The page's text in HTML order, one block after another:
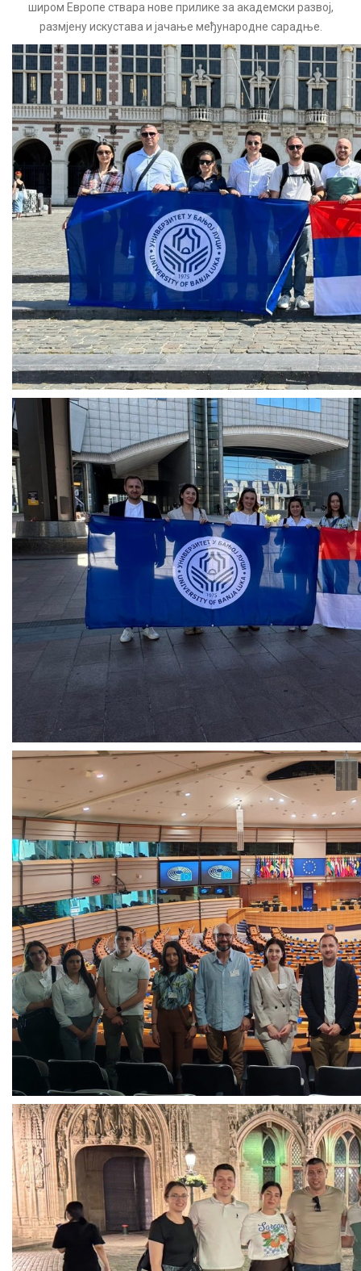
широм Европе ствара нове прилике за академски развој,
размјену искустава и јачање међународне сарадње.